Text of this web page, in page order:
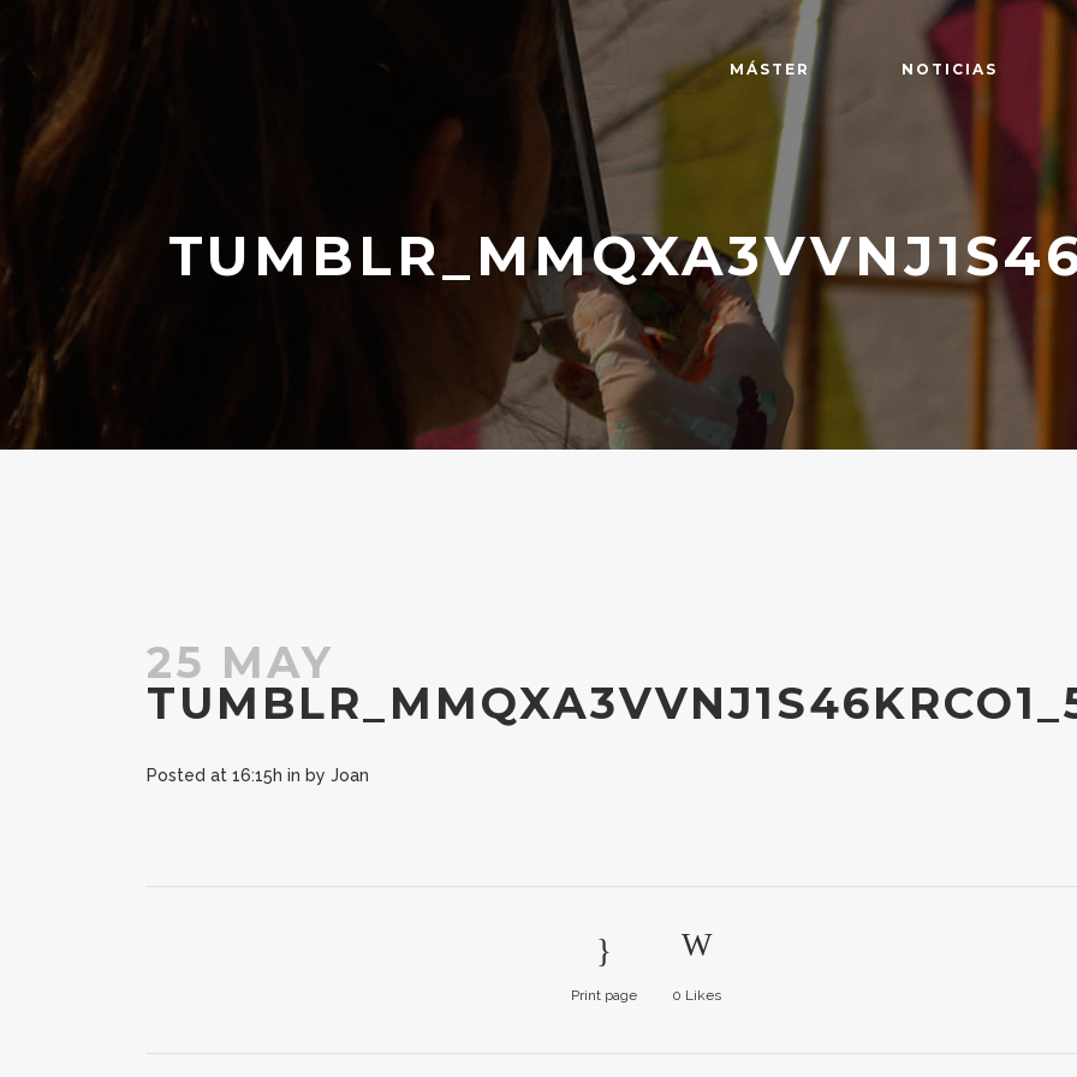
MÁSTER NOTICIAS
25 MAY
Posted at 16:15h in by Joan
Print page 0 Likes